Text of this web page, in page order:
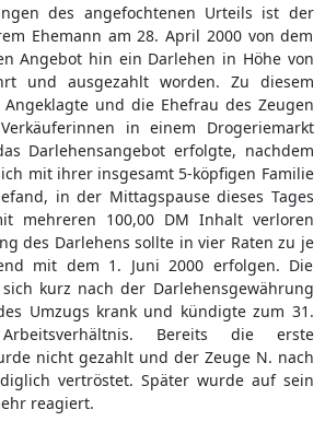
des angefochtenen Urteils ist der
Ehemann am 28. April 2000 von dem
Angebot hin ein Darlehen in Höhe von
und ausgezahlt worden. Zu diesem
und die Ehefrau des Zeugen
in einem Drogeriemarkt
Darlehensangebot erfolgte, nachdem
mit ihrer insgesamt 5-köpfigen Familie
in der Mittagspause dieses Tages
mehreren 100,00 DM Inhalt verloren
des Darlehens sollte in vier Raten zu je
mit dem 1. Juni 2000 erfolgen. Die
kurz nach der Darlehensgewährung
Umzugs krank und kündigte zum 31.
Bereits die erste
nicht gezahlt und der Zeuge N. nach
vertröstet. Später wurde auf sein
reagiert.